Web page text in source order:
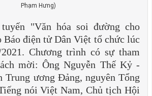
Phạm Hưng)
"Văn hóa soi đường cho
Báo điện tử Dân Việt tổ chức lúc
Chương trình có sự tham
mời: Ông Nguyễn Thế Kỷ -
Trung ương Đảng, nguyên Tổng
nói Việt Nam, Chủ tịch Hội